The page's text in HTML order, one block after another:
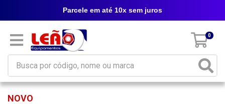
0
Parcele em até 10x sem juros
NOVO